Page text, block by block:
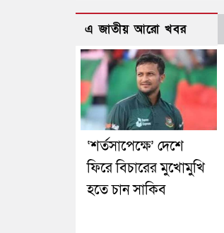
এ জাতীয় আরো খবর
‘শর্তসাপেক্ষে’ দেশে
ফিরে বিচারের মুখোমুখি
হতে চান সাকিব